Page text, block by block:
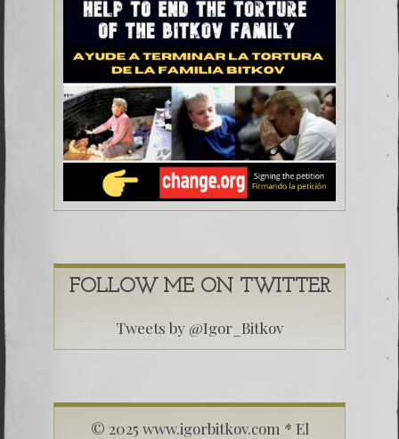
FOLLOW ME ON TWITTER
Tweets by @Igor_Bitkov
© 2025 www.igorbitkov.com * El